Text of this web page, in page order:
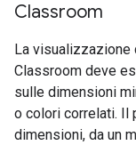
Classroom
La
Classroom deve
sulle dimensioni
o colori correlati. Il
dimensioni, da un